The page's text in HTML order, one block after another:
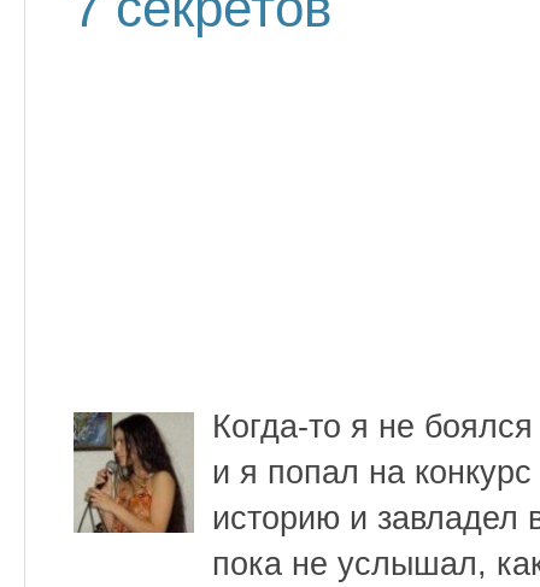
Когда-то я не
и я попал на
историю и завладел
пока не услышал,